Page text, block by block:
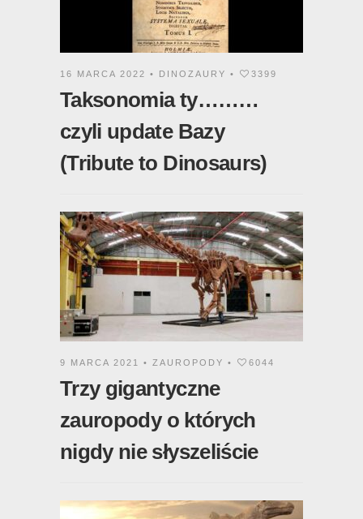
16 MARCA 2022 • DINOZAURY • 3399
Taksonomia ty………
czyli update Bazy
(Tribute to Dinosaurs)
9 MARCA 2021 • ZAUROPODY • 6044
Trzy gigantyczne
zauropody o których
nigdy nie słyszeliście